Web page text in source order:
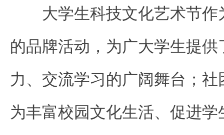
大学生科技文化艺术节
的品牌活动，为广大学生提
力、交流学习的广阔舞台；
为丰富校园文化生活、促进